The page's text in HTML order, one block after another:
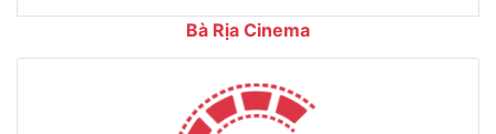
Bà Rịa Cinema